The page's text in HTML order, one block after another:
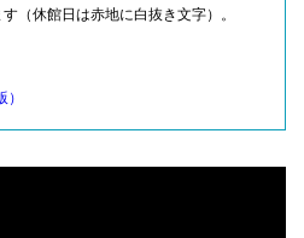
（休館日は赤地に白抜き文字）。